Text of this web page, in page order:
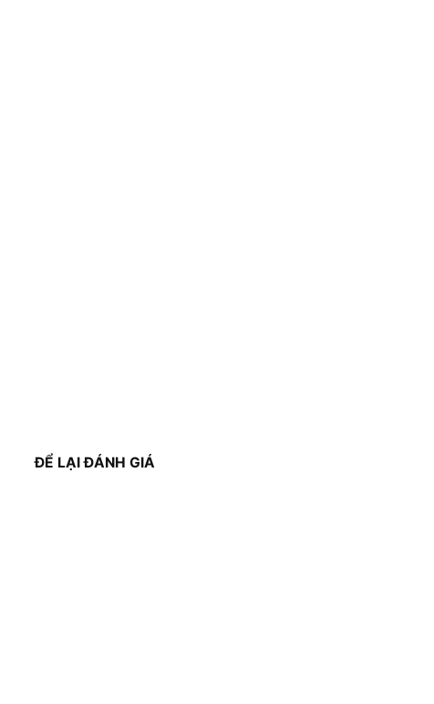
ĐỂ LẠI ĐÁNH GIÁ